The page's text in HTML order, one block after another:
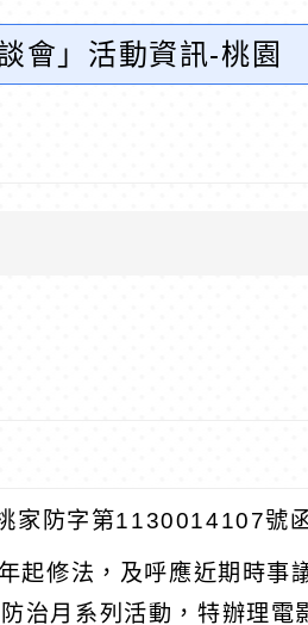
會」活動資訊-桃園
家防字第1130014107號
年起修法，及呼應近期時事
治月系列活動，特辦理電